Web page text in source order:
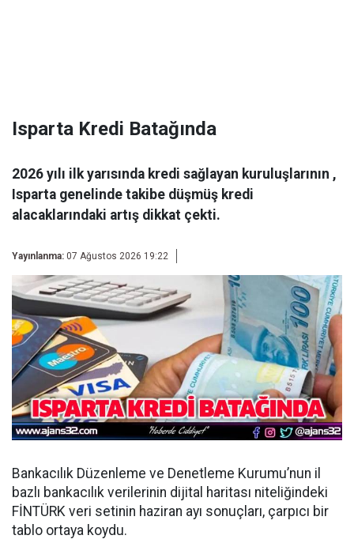
Isparta Kredi Batağında
2026 yılı ilk yarısında kredi sağlayan kuruluşlarının ,
Isparta genelinde takibe düşmüş kredi
alacaklarındaki artış dikkat çekti.
Yayınlanma: 07 Ağustos 2026 19:22
Bankacılık Düzenleme ve Denetleme Kurumu’nun il
bazlı bankacılık verilerinin dijital haritası niteliğindeki
FİNTÜRK veri setinin haziran ayı sonuçları, çarpıcı bir
tablo ortaya koydu.